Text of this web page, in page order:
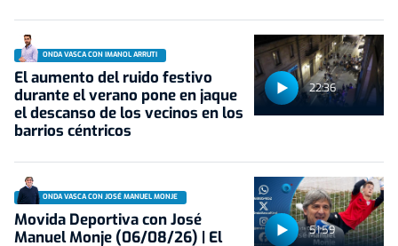
22:36
ONDA VASCA CON IMANOL ARRUTI
El aumento del ruido festivo
durante el verano pone en jaque
el descanso de los vecinos en los
barrios céntricos
51:59
ONDA VASCA CON JOSÉ MANUEL MONJE
Movida Deportiva con José
Manuel Monje (06/08/26) | El